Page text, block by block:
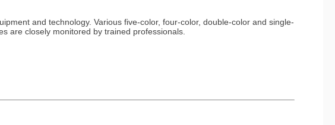
and technology. Various five-color, four-color, double-color and single-
are closely monitored by trained professionals.